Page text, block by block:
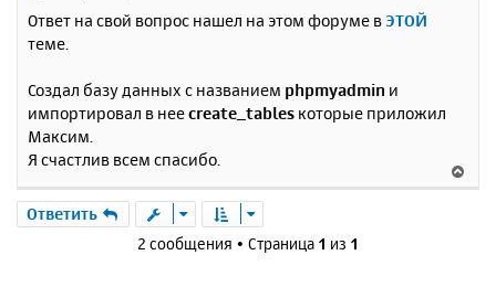
о
б
е
н
е
Ответ на свой вопрос нашел на этом форуме в ЭТОЙ
теме.
Создал базу данных с названием phpmyadmin и
импортировал в нееcreate_tables которые приложил
Максим.
Я счастлив всем спасибо.
е
Ответить
2 сообщения • Страница 1 из 1